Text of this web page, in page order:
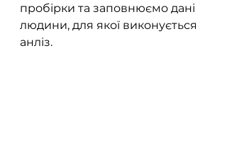
пробірки та заповнюємо дані
людини, для якої виконується
анліз.